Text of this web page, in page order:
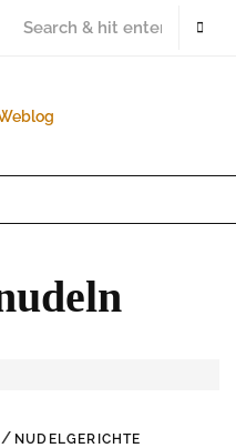
/ NUDELGERICHTE